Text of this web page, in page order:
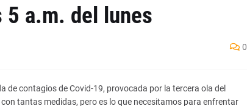
5 a.m. del lunes
0
de contagios de Covid-19, provocada por la tercera ola del
tantas medidas, pero es lo que necesitamos para enfrentar